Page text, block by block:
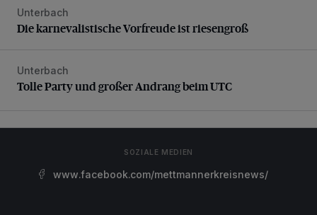
Die karnevalistische Vorfreude ist riesengroß
Unterbach
Die karnevalistische Vorfreude ist riesengroß
Tolle Party und großer Andrang beim UTC
Unterbach
Tolle Party und großer Andrang beim UTC
SOZIALE MEDIEN
www.facebook.com/mettmannerkreisnews/